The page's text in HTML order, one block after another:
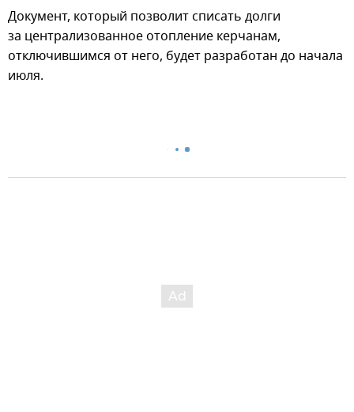
Документ, который позволит списать долги
за централизованное отопление керчанам,
отключившимся от него, будет разработан до начала
июля.